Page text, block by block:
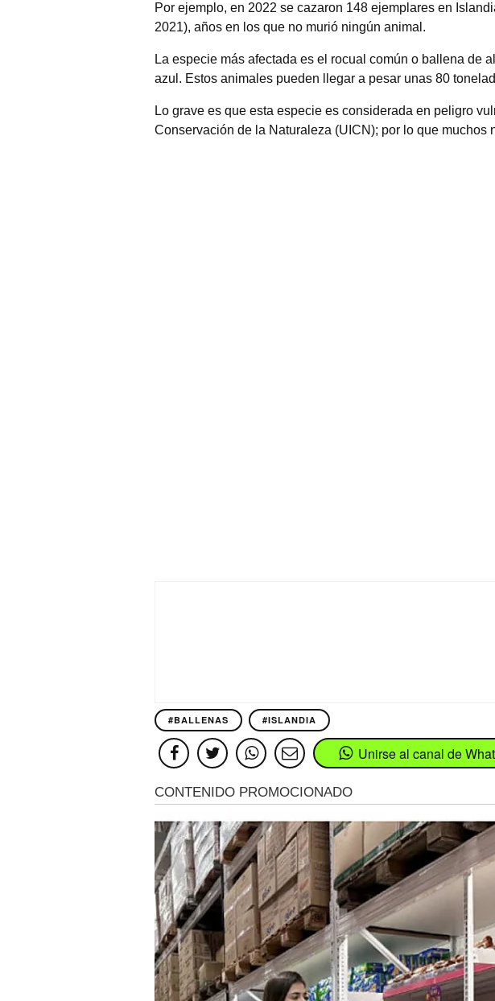
Por ejemplo, en 2022 se cazaron 148 ejemplares en
2021), años en los que no murió ningún animal.
La especie más afectada es el rocual común o ballena de
azul. Estos animales pueden llegar a pesar unas 80
Lo grave es que esta especie es considerada en peligro
Conservación de la Naturaleza (UICN); por lo que
#BALLENAS #ISLANDIA
Unirse al canal de